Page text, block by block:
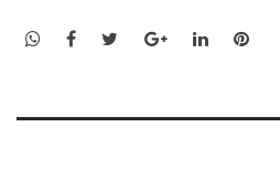
WhatsApp
Facebook
TwitterGoogle+LinkedIn